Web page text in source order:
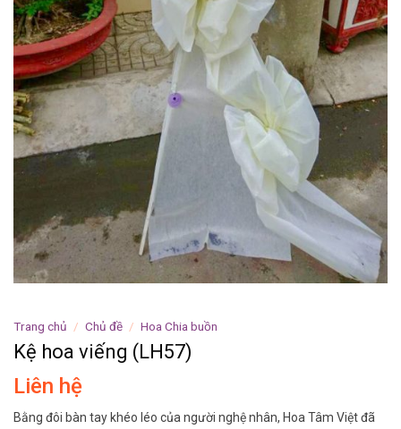
Trang chủ / Chủ đề / Hoa Chia buồn
Kệ hoa viếng (LH57)
Liên hệ
Bằng đôi bàn tay khéo léo của người nghệ nhân, Hoa Tâm Việt đã